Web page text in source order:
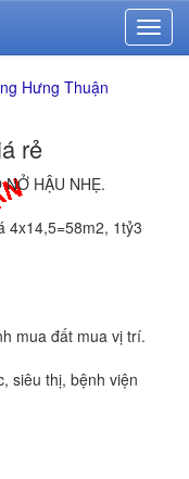
Hưng Thuận
rẻ
HẬU NHẸ.
4x14,5=58m2, 1tỷ3
mua đất mua vị trí.
siêu thị, bệnh viện